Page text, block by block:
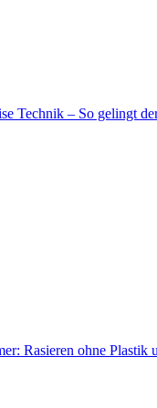
Technik – So gelingt
Rasieren ohne Plastik